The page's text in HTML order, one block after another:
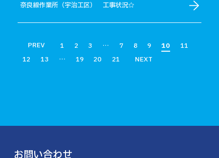
奈良線作業所（宇治工区） 工事状況☆
PREV 1 2 3 … 7 8 9 10
11
12
13 … 19 20 21 NEXT
お問い合わせ